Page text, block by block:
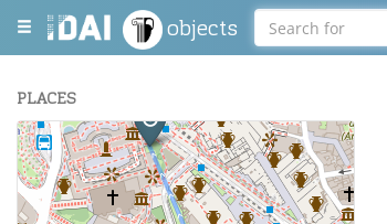
objects
PLACES
+
−